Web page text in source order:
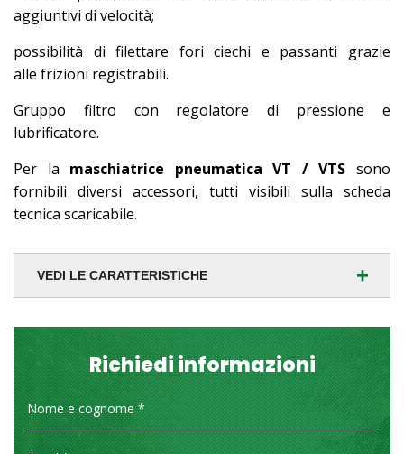
aggiuntivi di velocità;
possibilità di filettare fori ciechi e passanti grazie
alle frizioni registrabili.
Gruppo filtro con regolatore di pressione e
lubrificatore.
Per la maschiatrice pneumatica VT / VTSsono
fornibili diversi accessori, tutti visibili sulla scheda
tecnica scaricabile.
+
VEDI LE CARATTERISTICHE
Richiedi informazioni